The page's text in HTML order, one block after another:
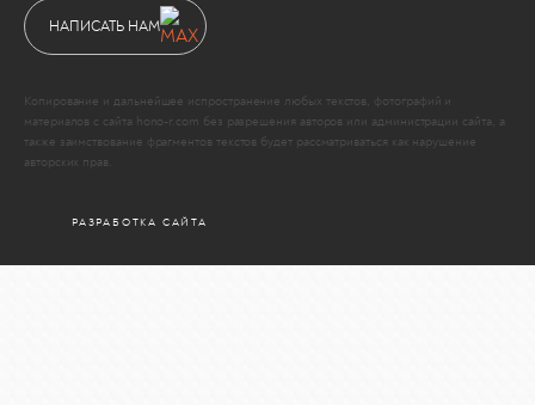
НАПИСАТЬ НАМ
Копирование и дальнейшее испространение любых текстов, фотографий и
материалов с сайта hono-r.com без разрешения авторов или администрации сайта, а
также заимствование фрагментов текстов будет рассматриваться как нарушение
авторских прав.
РАЗРАБОТКА САЙТА